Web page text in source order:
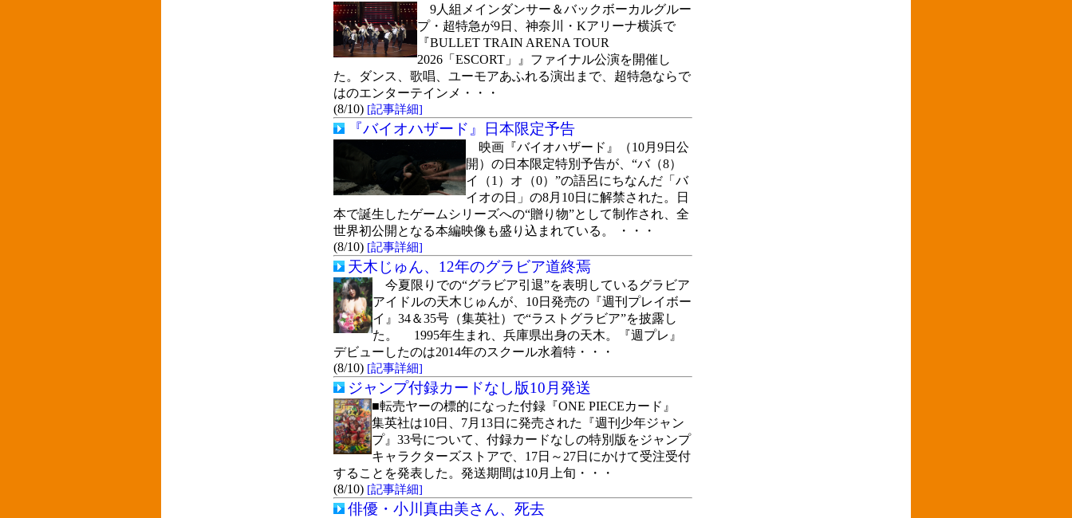
9人組メインダンサー＆バックボーカルグルー
プ・超特急が9日、神奈川・Kアリーナ横浜で
『BULLET TRAIN ARENA TOUR
2026「ESCORT」』ファイナル公演を開催し
た。ダンス、歌唱、ユーモアあふれる演出まで、超特急ならで
はのエンターテインメ・・・
(8/10) [記事詳細]
『バイオハザード』日本限定予告
映画『バイオハザード』（10月9日公
開）の日本限定特別予告が、“バ（8）
イ（1）オ（0）”の語呂にちなんだ「バ
イオの日」の8月10日に解禁された。日
本で誕生したゲームシリーズへの“贈り物”として制作され、全
世界初公開となる本編映像も盛り込まれている。 ・・・
(8/10) [記事詳細]
天木じゅん、12年のグラビア道終焉
今夏限りでの“グラビア引退”を表明しているグラビア
アイドルの天木じゅんが、10日発売の『週刊プレイボー
イ』34＆35号（集英社）で“ラストグラビア”を披露し
た。 1995年生まれ、兵庫県出身の天木。『週プレ』
デビューしたのは2014年のスクール水着特・・・
(8/10) [記事詳細]
ジャンプ付録カードなし版10月発送
■転売ヤーの標的になった付録『ONE PIECEカード』
集英社は10日、7月13日に発売された『週刊少年ジャン
プ』33号について、付録カードなしの特別版をジャンプ
キャラクターズストアで、17日～27日にかけて受注受付
することを発表した。発送期間は10月上旬・・・
(8/10) [記事詳細]
俳優・小川真由美さん、死去